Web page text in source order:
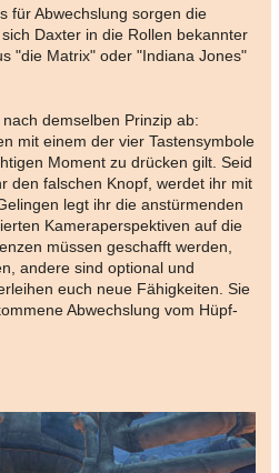
für Abwechslung sorgen die
Daxter in die Rollen bekannter
"die Matrix" oder "Indiana Jones"
demselben Prinzip ab:
mit einem der vier Tastensymbole
Moment zu drücken gilt. Seid
den falschen Knopf, werdet ihr mit
legt ihr die anstürmenden
Kameraperspektiven auf die
müssen geschafft werden,
andere sind optional und
euch neue Fähigkeiten. Sie
Abwechslung vom Hüpf-